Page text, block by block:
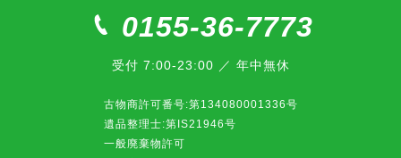
0155-36-7773
受付 7:00-23:00 ／ 年中無休
古物商許可番号:第134080001336号
遺品整理士:第IS21946号
一般廃棄物許可